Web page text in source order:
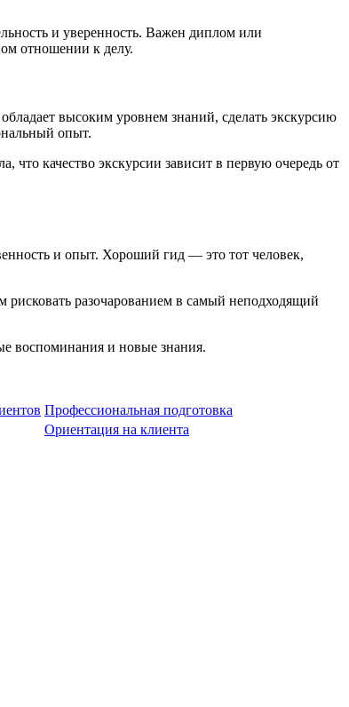
и уверенность. Важен диплом или
отношении к делу.
высоким уровнем знаний, сделать экскурсию
опыт.
качество экскурсии зависит в первую очередь от
и опыт. Хороший гид — это тот человек,
разочарованием в самый неподходящий
воспоминания и новые знания.
Профессиональная подготовка
Ориентация на клиента